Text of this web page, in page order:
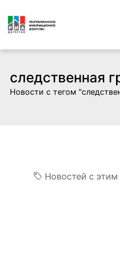
следственная
Новости с тегом
Новостей с этим